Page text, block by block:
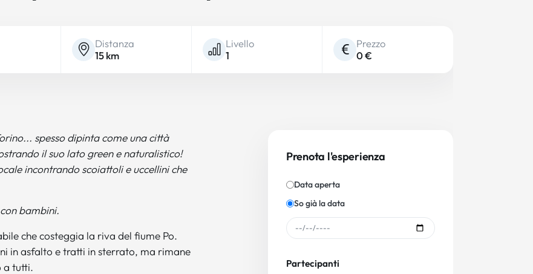
Distanza
15 km
Livello
1
Prezzo
0 €
spesso dipinta come una città
il suo lato green e naturalistico!
incontrando scoiattoli e uccellini che
bambini.
che costeggia la riva del fiume Po.
in asfalto e tratti in sterrato, ma rimane
a tutti.
Prenota l'esperienza
Data aperta
So già la data
Partecipanti